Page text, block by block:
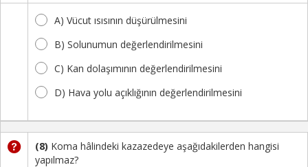
A) Vücut ısısının düşürülmesini
B) Solunumun değerlendirilmesini
C) Kan dolaşımının değerlendirilmesini
D) Hava yolu açıklığının değerlendirilmesini
(8) Koma hâlindeki kazazedeye aşağıdakilerden hangisi
yapılmaz?